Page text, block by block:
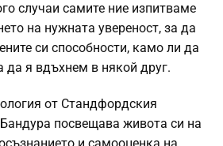
случаи самите ние изпитваме
на нужната увереност, за да
си способности, камо ли да
да я вдъхнем в някой друг.
от Стандфордския
посвещава живота си на